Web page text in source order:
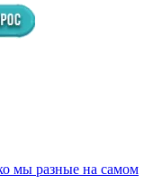
мы разные на самом